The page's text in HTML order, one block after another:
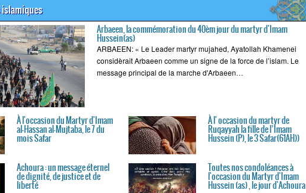
islamiques
Arbaeen, la commémoration du 40èm jour du martyr d'Imam
Hussein(as)
ARBAEEN: « Le Leader martyr mujahed, Ayatollah Khamenei
considèrait Arbaeen comme un signe de la force de l’islam. Le
message principal de la marche d'Arbaeen…
À l'occasion du Martyr d'Imam
al-Hassan al-Mujtaba, le 7 du
mois Safar
À l' occasion du martyr de
Ruqayyah la fille de l’Imam
Hussein (P), le 3 Safar(61AH))
Achoura : un message éternel
de dignité, de justice et de
liberté
Toutes nos condoléances à
l'occasion du Martyr d'Imam
Hussein (as) , le jour d'Achoura